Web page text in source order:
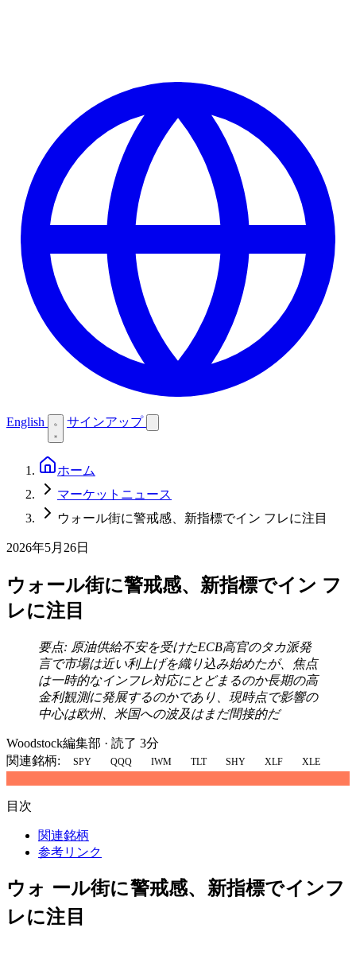
English サインアップ
ホーム
マーケットニュース
ウォール街に警戒感、新指標でイン フレに注目
2026年5月26日
ウォール街に警戒感、新指標でイン フ
レに注目
要点: 原油供給不安を受けたECB高官のタカ派発
言で市場は近い利上げを織り込み始めたが、焦点
は一時的なインフレ対応にとどまるのか長期の高
金利観測に発展するのかであり、現時点で影響の
中心は欧州、米国への波及はまだ間接的だ
Woodstock編集部 · 読了 3分
関連銘柄:
SPY QQQ IWM TLT SHY XLF XLE
目次
関連銘柄
参考リンク
ウォ ール街に警戒感、新指標でインフ
レに注目